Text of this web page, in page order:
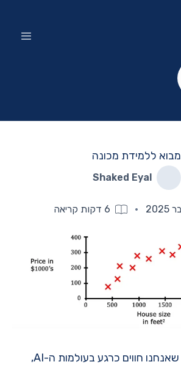
מבוא ללמידת מכונה
Shaked Eyal
·
6 דקות קריאה
במסגרת המהפכה שאנחנו חווים כרגע בעולמות ה-AI,